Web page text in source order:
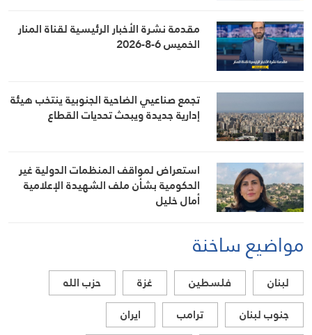
مقدمة نشرة الأخبار الرئيسية لقناة المنار
الخميس 6-8-2026
تجمع صناعيي الضاحية الجنوبية ينتخب هيئة
إدارية جديدة ويبحث تحديات القطاع
استعراض لمواقف المنظمات الدولية غير
الحكومية بشأن ملف الشهيدة الإعلامية
أمال خليل
مواضيع ساخنة
لبنان فلسطين غزة
حزب الله
جنوب لبنان
ترامب
ايران